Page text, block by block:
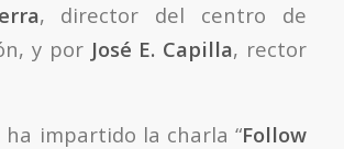
, director del centro de
y por José E. Capilla, rector
ha impartido la charla “Follow